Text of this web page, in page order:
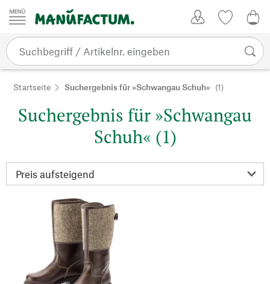
Zum Inhalt springen
Startseite Suchergebnis für »Schwangau Schuh« (1)
Suchergebnis für »Schwangau
Schuh« (1)